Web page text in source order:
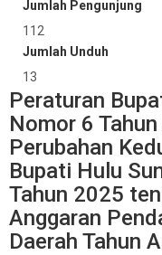
Jumlah Pengunjung
112
Jumlah Unduh
13
Peraturan
Nomor 6
Perubahan
Bupati Hulu
Tahun 2025
Anggaran
Daerah Tahun